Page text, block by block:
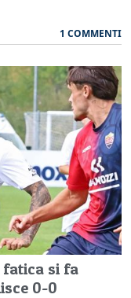
1 COMMENTI
fatica si fa
0-0